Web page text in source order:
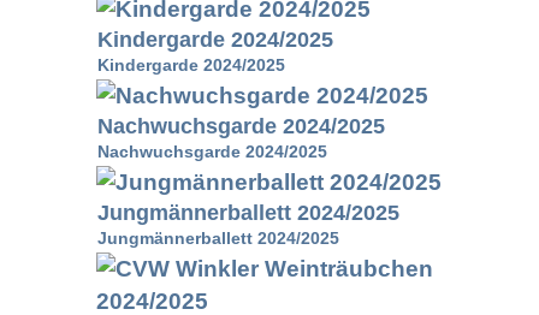
Kindergarde 2024/2025
Kindergarde 2024/2025
Nachwuchsgarde 2024/2025
Nachwuchsgarde 2024/2025
Jungmännerballett 2024/2025
Jungmännerballett 2024/2025